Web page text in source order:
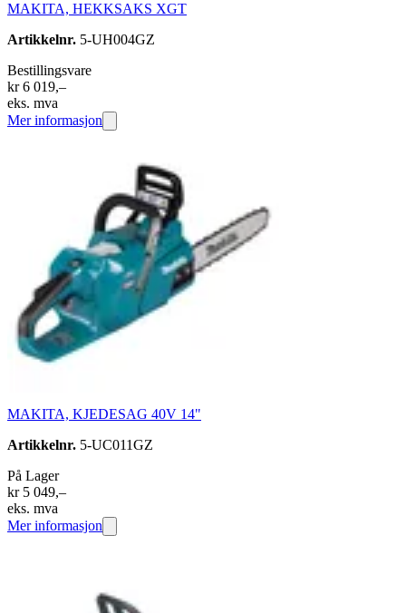
MAKITA, HEKKSAKS XGT
Artikkelnr. 5-UH004GZ
Bestillingsvare
kr 6 019,–
eks. mva
Mer informasjon
MAKITA, KJEDESAG 40V 14"
Artikkelnr. 5-UC011GZ
På Lager
kr 5 049,–
eks. mva
Mer informasjon